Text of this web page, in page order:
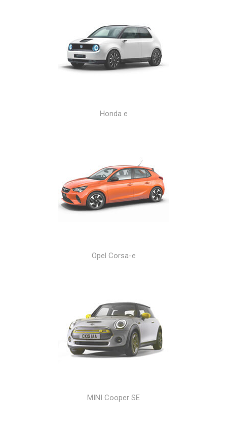
Honda e
Opel Corsa-e
MINI Cooper SE